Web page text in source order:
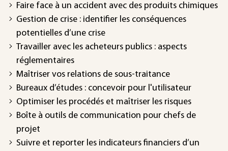
Faire face à un accident avec des produits chimiques
Gestion de crise : identifier les conséquences
potentielles d’une crise
Travailler avec les acheteurs publics : aspects
réglementaires
Maîtriser vos relations de sous-traitance
Bureaux d’études : concevoir pour l'utilisateur
Optimiser les procédés et maîtriser les risques
Boîte à outils de communication pour chefs de
projet
Suivre et reporter les indicateurs financiers d’un